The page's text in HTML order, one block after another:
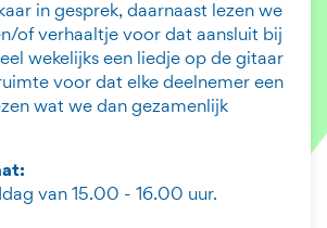
in gesprek, daarnaast lezen we
of verhaaltje voor dat aansluit bij
wekelijks een liedje op de gitaar
voor dat elke deelnemer een
wat we dan gezamenlijk
van 15.00 - 16.00 uur.